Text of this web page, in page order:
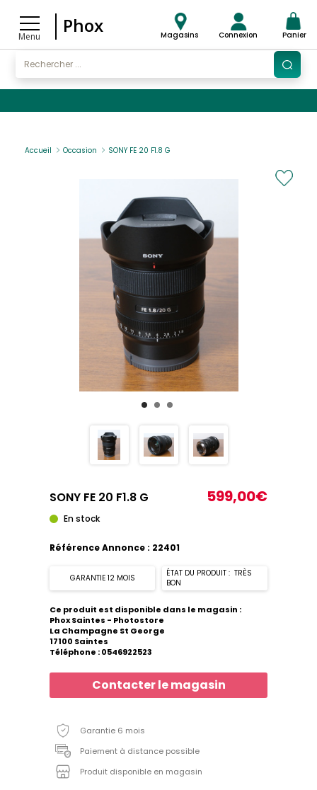
Menu
Phox Magasins Connexion Panier
Accueil Occasion SONY FE 20 F1.8 G
SONY FE 20 F1.8 G 599,00€
En stock
Référence Annonce : 22401
GARANTIE 12 MOIS
ÉTAT DU PRODUIT : TRÈS
BON
Ce produit est disponible dans le magasin :
Phox Saintes - Photostore
La Champagne St George
17100 Saintes
Téléphone : 0546922523
Contacter le magasin
Garantie 6 mois
Paiement à distance possible
Produit disponible en magasin